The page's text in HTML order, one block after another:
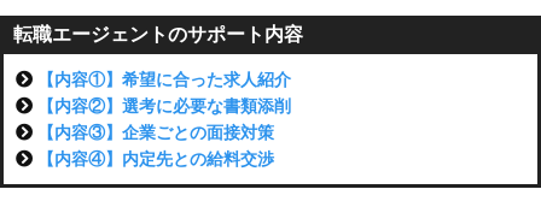
転職エージェントのサポート内容
【内容①】希望に合った求人紹介
【内容②】選考に必要な書類添削
【内容③】企業ごとの面接対策
【内容④】内定先との給料交渉